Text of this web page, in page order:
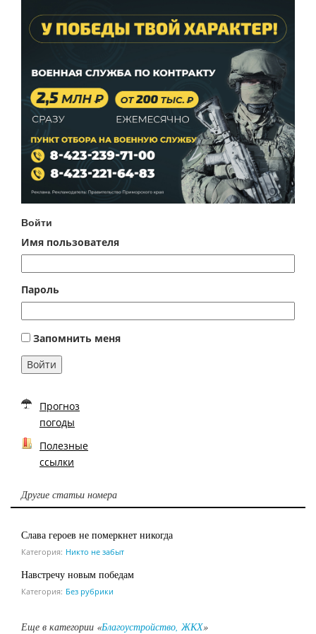
Войти
Имя пользователя
Пароль
Запомнить меня
Войти
Прогноз
погоды
Полезные
ссылки
Другие статьи номера
Слава героев не померкнет никогда
Категория: Никто не забыт
Навстречу новым победам
Категория: Без рубрики
Еще в категории «Благоустройство, ЖКХ»